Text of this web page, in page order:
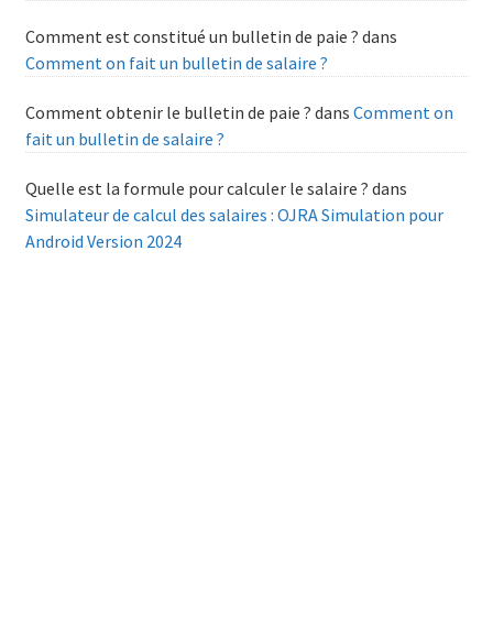
Comment est constitué un bulletin de paie ? dans
Comment on fait un bulletin de salaire ?
Comment obtenir le bulletin de paie ? dans Comment on
fait un bulletin de salaire ?
Quelle est la formule pour calculer le salaire ? dans
Simulateur de calcul des salaires : OJRA Simulation pour
Android Version 2024